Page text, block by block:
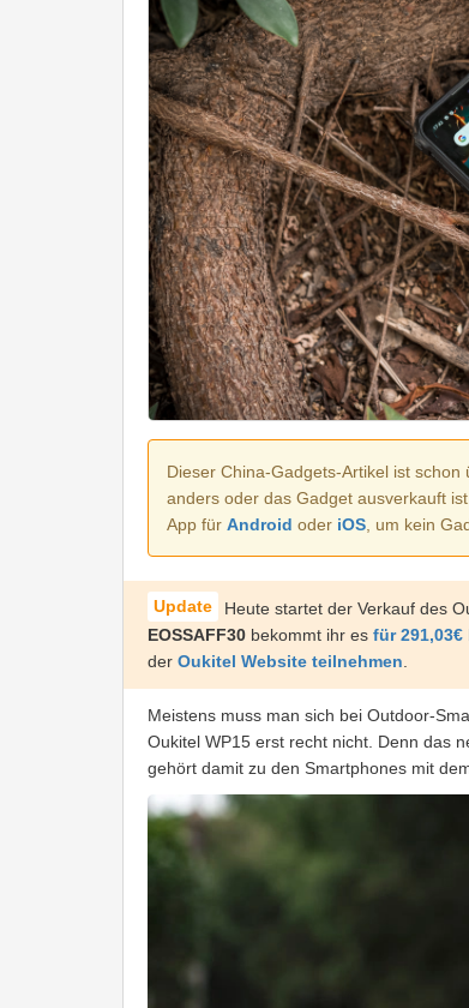
Dieser China-Gadgets-Artikel ist
anders oder das Gadget ausverkauft
App für Android oder iOS, um kein
Heute startet der Verkauf des
EOSSAFF30 bekommt ihr es für 291,03€
der Oukitel Website teilnehmen.
Meistens muss man sich bei Outdoor-
Oukitel WP15 erst recht nicht. Denn das
gehört damit zu den Smartphones mit